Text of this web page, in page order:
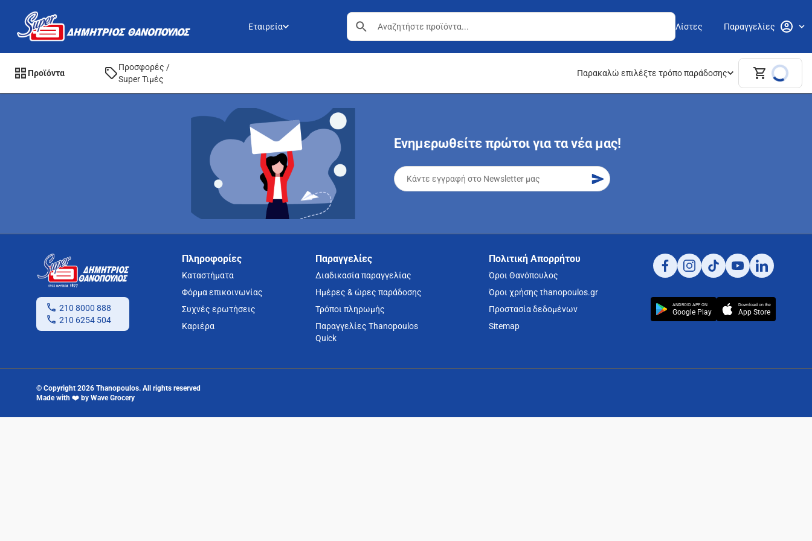
Εταιρεία Λίστες Παραγγελίες
Προϊόντα
Προσφορές /
Super Τιμές
Παρακαλώ επιλέξτε τρόπο παράδοσης
Ενημερωθείτε πρώτοι για τα νέα μας!
210 8000 888
210 6254 504
Πληροφορίες
Καταστήματα
Φόρμα επικοινωνίας
Συχνές ερωτήσεις
Καριέρα
Παραγγελίες
Διαδικασία παραγγελίας
Ημέρες & ώρες παράδοσης
Τρόποι πληρωμής
Παραγγελίες Thanopoulos
Quick
Πολιτική Απορρήτου
Όροι Θανόπουλος
Όροι χρήσης thanopoulos.gr
Προστασία δεδομένων
Sitemap
ANDROID APP ON
Google Play
Download on the
App Store
© Copyright 2026 Thanopoulos. All rights reserved
Made with ❤️ by Wave Grocery